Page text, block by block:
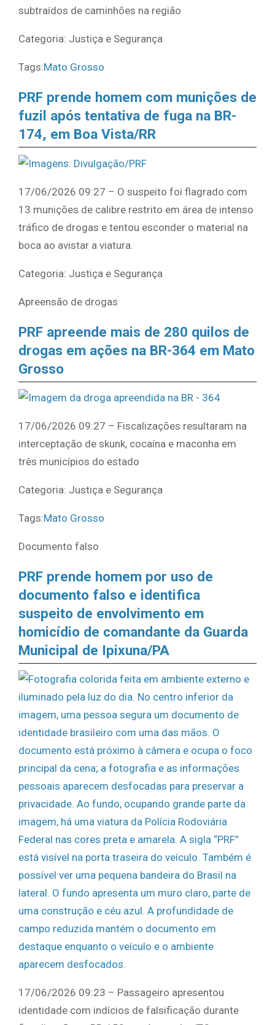
subtraídos de caminhões na região
Categoria: Justiça e Segurança
Tags:Mato Grosso
PRF prende homem com munições de
fuzil após tentativa de fuga na BR-
174, em Boa Vista/RR
17/06/2026 09:27 – O suspeito foi flagrado com
13 munições de calibre restrito em área de intenso
tráfico de drogas e tentou esconder o material na
boca ao avistar a viatura.
Categoria: Justiça e Segurança
Apreensão de drogas
PRF apreende mais de 280 quilos de
drogas em ações na BR-364 em Mato
Grosso
17/06/2026 09:27 – Fiscalizações resultaram na
interceptação de skunk, cocaína e maconha em
três municípios do estado
Categoria: Justiça e Segurança
Tags:Mato Grosso
Documento falso
PRF prende homem por uso de
documento falso e identifica
suspeito de envolvimento em
homicídio de comandante da Guarda
Municipal de Ipixuna/PA
17/06/2026 09:23 – Passageiro apresentou
identidade com indícios de falsificação durante